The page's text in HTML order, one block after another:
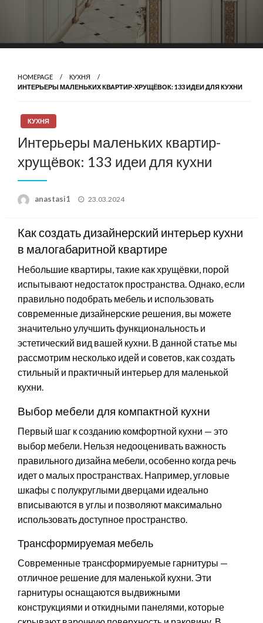
HOMEPAGE
КУХНЯ
ИНТЕРЬЕРЫ МАЛЕНЬКИХ КВАРТИР-ХРУЩЁВОК: 133 ИДЕИ ДЛЯ КУХНИ
КУХНЯ
Интерьеры маленьких квартир-
хрущёвок: 133 идеи для кухни
anastasi1
Posted
23.03.2024
Как создать дизайнерский интерьер кухни
в малогабаритной квартире
Небольшие квартиры, такие как хрущёвки, порой
испытывают недостаток пространства. Однако, если
правильно подобрать мебель и использовать
современные дизайнерские решения, вы можете
значительно улучшить функциональность и
эстетический вид вашей кухни. В данной статье мы
рассмотрим несколько идей и советов, как создать
стильный и практичный интерьер для маленькой
кухни.
Выбор мебели для компактной кухни
Первый шаг к созданию комфортной кухни — это
выбор мебели. Нельзя недооценивать важность
правильного дизайна мебели, особенно когда речь
идет о малых пространствах. Например, угловые
шкафы с полукруглыми дверцами идеально
вписываются в углы и позволяют максимально
использовать доступное пространство.
Трансформируемая мебель
Современные трансформируемые гарнитуры —
отличное решение для маленькой кухни. Эти
гарнитуры оснащаются выдвижными
конструкциями и откидными панелями, которые